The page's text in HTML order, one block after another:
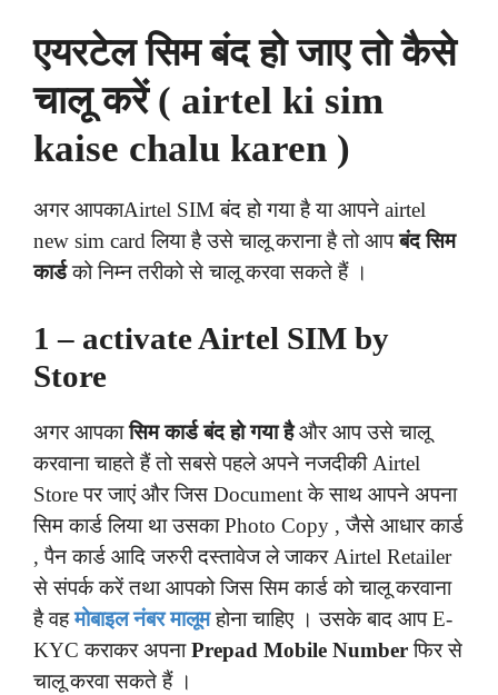
एयरटेल सिम बंद हो जाए तो कैसे
चालू करें ( airtel ki sim
kaise chalu karen )
अगर आपकाAirtel SIM बंद हो गया है या आपने airtel
new sim card लिया है उसे चालू कराना है तो आपबंद सिम
कार्डको निम्न तरीको से चालू करवा सकते हैं ।
1 – activate Airtel SIM by
Store
अगर आपकासिम कार्ड बंद हो गया हैऔर आप उसे चालू
करवाना चाहते हैं तो सबसे पहले अपने नजदीकी Airtel
Store पर जाएं और जिस Document के साथ आपने अपना
सिम कार्ड लिया था उसका Photo Copy , जैसे आधार कार्ड
, पैन कार्ड आदि जरुरी दस्तावेज ले जाकर Airtel Retailer
से संपर्क करें तथा आपको जिस सिम कार्ड को चालू करवाना
है वहमोबाइल नंबर मालूम होना चाहिए । उसके बाद आप E-
KYC कराकर अपनाPrepad Mobile Numberफिर से
चालू करवा सकते हैं ।